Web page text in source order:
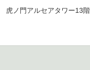
ノ門アルセアタワー13